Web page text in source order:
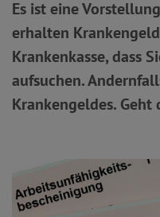
Es ist eine
erhalten
Krankenkasse, dass
aufsuchen.
Krankengeldes. Geht